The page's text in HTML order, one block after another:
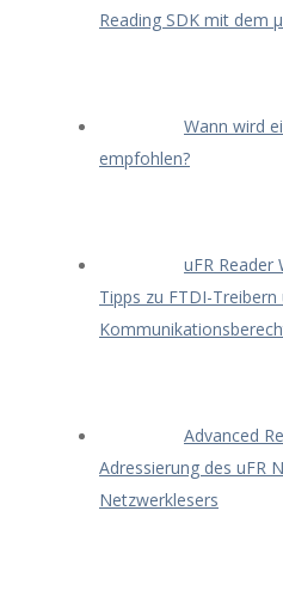
Reading SDK mit dem
Wann wird
empfohlen?
uFR Reader
Tipps zu FTDI-Treibern
Advanced
Adressierung des uFR
Netzwerklesers